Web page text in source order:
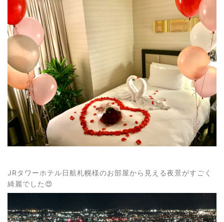
JRタワーホテル日航札幌様のお部屋から見える夜景がすごく
綺麗でした😍